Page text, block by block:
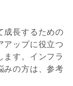
成長するための
アップに役立つ
ます。インフラ
みの方は、参考